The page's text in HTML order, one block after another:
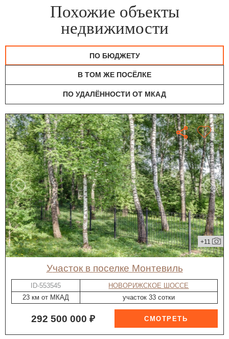
Похожие объекты
недвижимости
ПО БЮДЖЕТУ
В ТОМ ЖЕ ПОСЁЛКЕ
ПО УДАЛЁННОСТИ ОТ МКАД
+11
участок в поселке Монтевиль
ID-553545
НОВОРИЖСКОЕ ШОССЕ
23 км от МКАД
участок 33 сотки
292 500 000 ₽